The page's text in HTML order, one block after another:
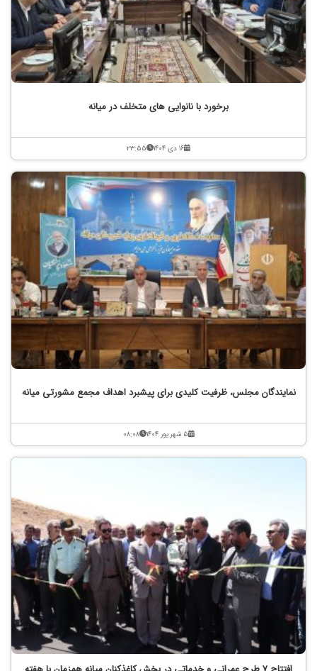
برخورد با نانوایی های متخلف در میانه
۱۶ دی ۱۴۰۴ ۲۳:۵۵
نمایندگان مجلس، ظرفیت کلیدی برای پیشبرد اهداف مجمع مشورتی میانه
۵ شهریور ۱۴۰۴ ۰۸:۰۸